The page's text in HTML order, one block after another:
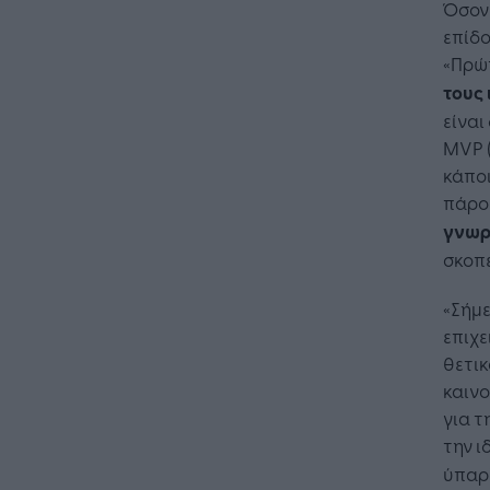
Όσον
τους
MVP
για
την